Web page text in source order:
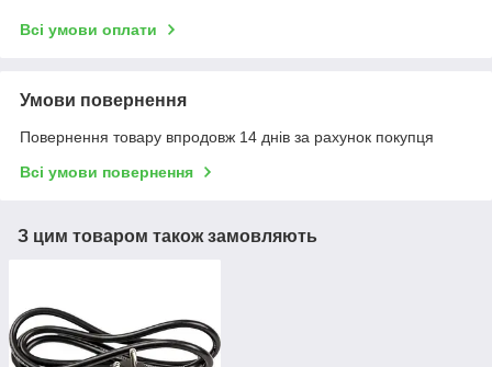
Всі умови оплати
Умови повернення
Повернення товару впродовж 14 днів за рахунок покупця
Всі умови повернення
З цим товаром також замовляють